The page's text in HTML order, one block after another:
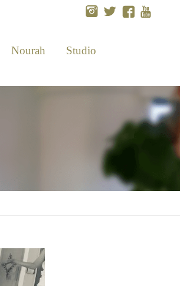
Nourah
Studio